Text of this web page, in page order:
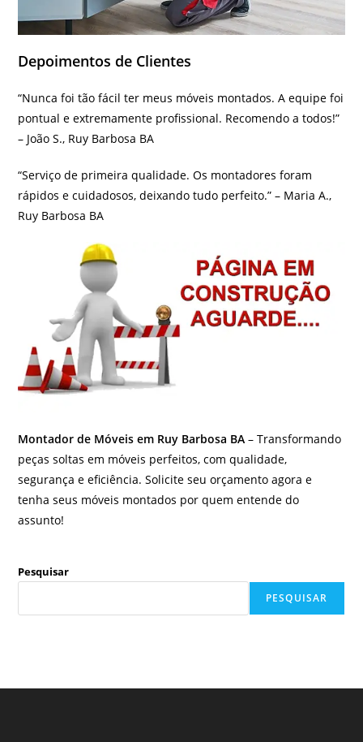
Depoimentos de Clientes
“Nunca foi tão fácil ter meus móveis montados. A equipe foi
pontual e extremamente profissional. Recomendo a todos!”
– João S., Ruy Barbosa BA
“Serviço de primeira qualidade. Os montadores foram
rápidos e cuidadosos, deixando tudo perfeito.” – Maria A.,
Ruy Barbosa BA
Montador de Móveis em Ruy Barbosa BA – Transformando
peças soltas em móveis perfeitos, com qualidade,
segurança e eficiência. Solicite seu orçamento agora e
tenha seus móveis montados por quem entende do
assunto!
Pesquisar
PESQUISAR